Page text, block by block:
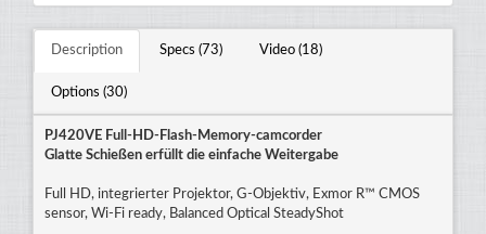
Description Specs (73) Video (18)
Options (30)
PJ420VE Full-HD-Flash-Memory-camcorder
Glatte Schießen erfüllt die einfache Weitergabe
Full HD, integrierter Projektor, G-Objektiv, Exmor R™ CMOS
sensor, Wi-Fi ready, Balanced Optical SteadyShot